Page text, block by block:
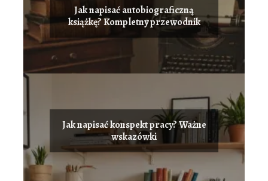
Jak napisać autobiograficzną
książkę? Kompletny przewodnik
Jak napisać konspekt pracy? Ważne
wskazówki